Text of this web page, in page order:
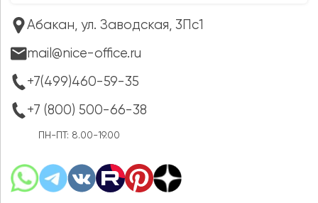
Абакан, ул. Заводская, 3Пс1
mail@nice-office.ru
+7(499)460-59-35
+7 (800) 500-66-38
ПН-ПТ: 8.00-19.00